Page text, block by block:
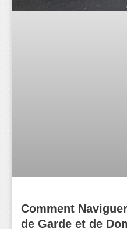
Comment
de Garde et de